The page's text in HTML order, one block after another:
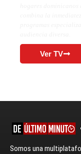
Ver TV
Somos una